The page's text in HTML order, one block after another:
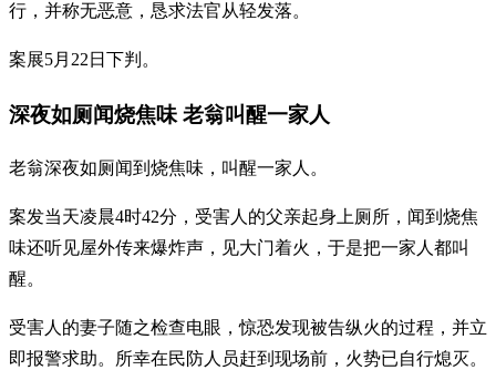
行，并称无恶意，恳求法官从轻发落。
案展5月22日下判。
深夜如厕闻烧焦味 老翁叫醒一家人
老翁深夜如厕闻到烧焦味，叫醒一家人。
案发当天凌晨4时42分，受害人的父亲起身上厕所，闻到烧焦
味还听见屋外传来爆炸声，见大门着火，于是把一家人都叫
醒。
受害人的妻子随之检查电眼，惊恐发现被告纵火的过程，并立
即报警求助。所幸在民防人员赶到现场前，火势已自行熄灭。